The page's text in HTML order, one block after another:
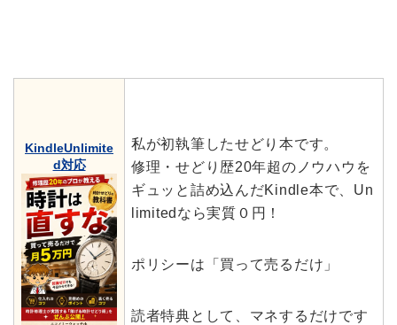
KindleUnlimite
d対応
私が初執筆したせどり本です。
修理・せどり歴20年超のノウハウを
ギュッと詰め込んだKindle本で、Un
limitedなら実質０円！
ポリシーは「買って売るだけ」
読者特典として、マネするだけです